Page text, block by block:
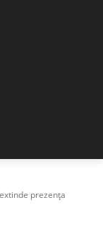
prezența